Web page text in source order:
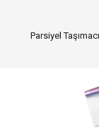
Br544 ile Lastik